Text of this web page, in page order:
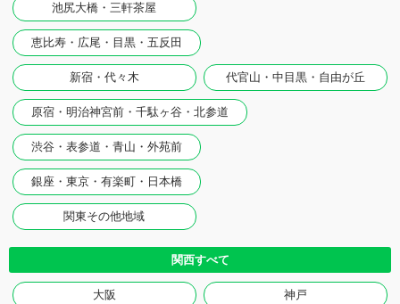
池尻大橋・三軒茶屋
恵比寿・広尾・目黒・五反田
新宿・代々木 代官山・中目黒・自由が丘
原宿・明治神宮前・千駄ヶ谷・北参道
渋谷・表参道・青山・外苑前
銀座・東京・有楽町・日本橋
関東その他地域
関西すべて
大阪 神戸